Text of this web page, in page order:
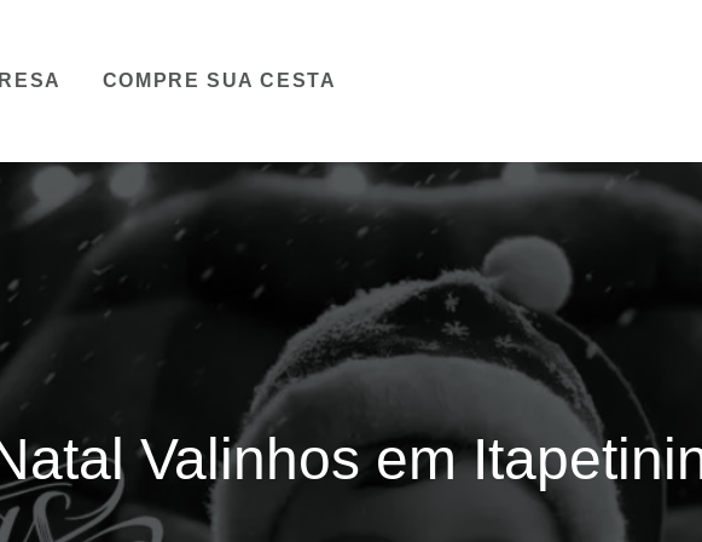
COMPRE SUA CESTA
Valinhos em